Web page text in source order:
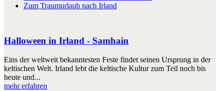
Zum Traumurlaub nach Irland
Halloween in Irland - Samhain
Eins der weltweit bekanntesten Feste findet seinen Ursprung in der
keltischen Welt. Irland lebt die keltische Kultur zum Teil noch bis
heute und...
mehr erfahren